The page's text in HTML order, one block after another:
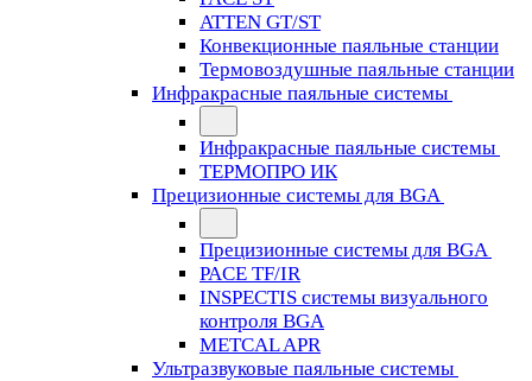
ATTEN GT/ST
Конвекционные паяльные станции
Термовоздушные паяльные станции
Инфракрасные паяльные системы
Инфракрасные паяльные системы
ТЕРМОПРО ИК
Прецизионные системы для BGA
Прецизионные системы для BGA
PACE TF/IR
INSPECTIS системы визуального
контроля BGA
METCAL APR
Ультразвуковые паяльные системы